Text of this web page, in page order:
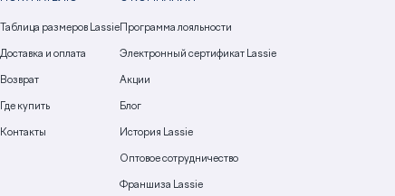
Таблица размеров Lassie
Доставка и оплата
Возврат
Где купить
Контакты
Программа лояльности
Электронный сертификат Lassie
Акции
Блог
История Lassie
Оптовое сотрудничество
Франшиза Lassie